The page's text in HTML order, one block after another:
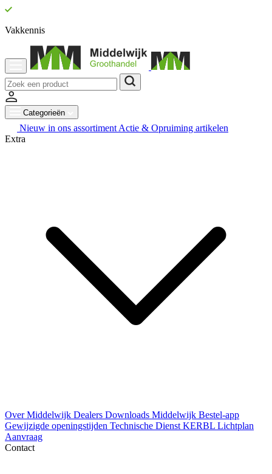
Vakkennis
Categorieën
Nieuw in ons assortiment Actie & Opruiming artikelen
Extra
Over Middelwijk Dealers Downloads Middelwijk Bestel-app
Gewijzigde openingstijden Technische Dienst KERBL Lichtplan
Aanvraag
Contact